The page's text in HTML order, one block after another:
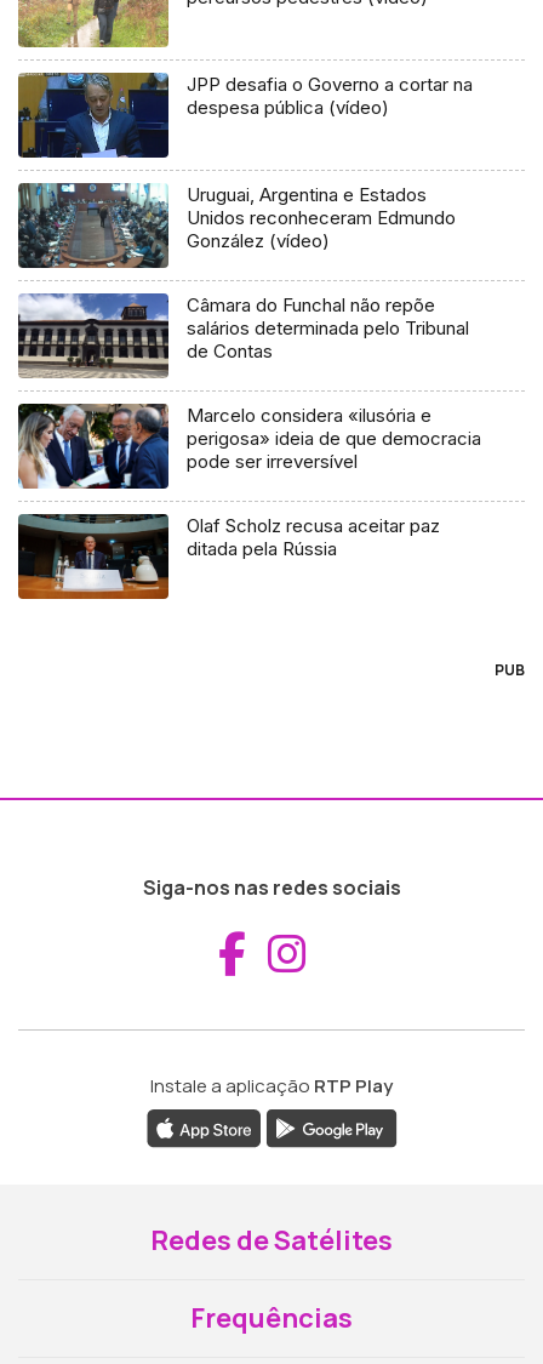
JPP desafia o Governo a cortar na
despesa pública (vídeo)
Uruguai, Argentina e Estados
Unidos reconheceram Edmundo
González (vídeo)
Câmara do Funchal não repõe
salários determinada pelo Tribunal
de Contas
Marcelo considera «ilusória e
perigosa» ideia de que democracia
pode ser irreversível
Olaf Scholz recusa aceitar paz
ditada pela Rússia
PUB
Siga-nos nas redes sociais
Aceder ao
Instale a aplicação RTP Play
Redes de Satélites
Frequências